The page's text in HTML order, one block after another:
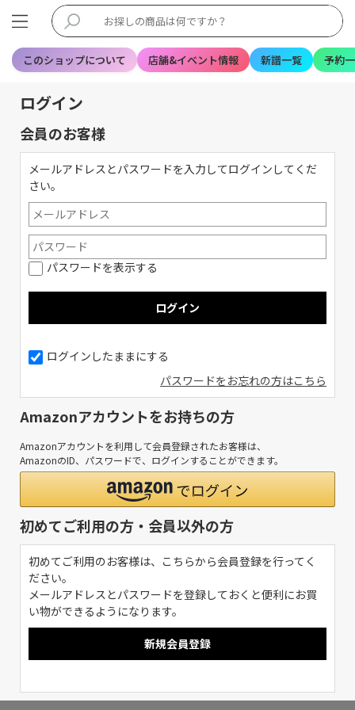
このショップについて 店舗&イベント情報 新譜一覧 予約
ログイン
会員のお客様
メールアドレスとパスワードを入力してログインしてくだ
さい。
パスワードを表示する
ログインしたままにする
パスワードをお忘れの方はこちら
Amazonアカウントをお持ちの方
Amazonアカウントを利用して会員登録されたお客様は、
AmazonのID、パスワードで、ログインすることができます。
初めてご利用の方・会員以外の方
初めてご利用のお客様は、こちらから会員登録を行ってく
ださい。
メールアドレスとパスワードを登録しておくと便利にお買
い物ができるようになります。